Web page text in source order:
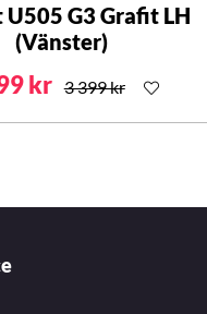
G3 Grafit LH
(Vänster)
kr 3 399 kr